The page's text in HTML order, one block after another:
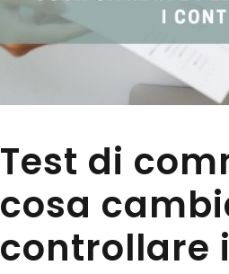
Test di
cosa
controllare